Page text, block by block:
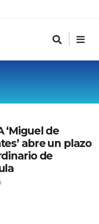
‘Miguel de
abre un plazo
de